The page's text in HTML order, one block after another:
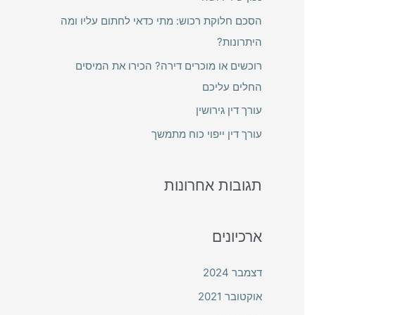
הסכם חלוקת רכוש: מתי כדאי לחתום עליו ומה
היתרונות?
רוכשים או מוכרים דירה? הכירו את המיסים
החלים עליכם
עורך דין גירושין
עורך דין ייפוי כוח מתמשך
תגובות אחרונות
ארכיונים
דצמבר 2024
אוקטובר 2021